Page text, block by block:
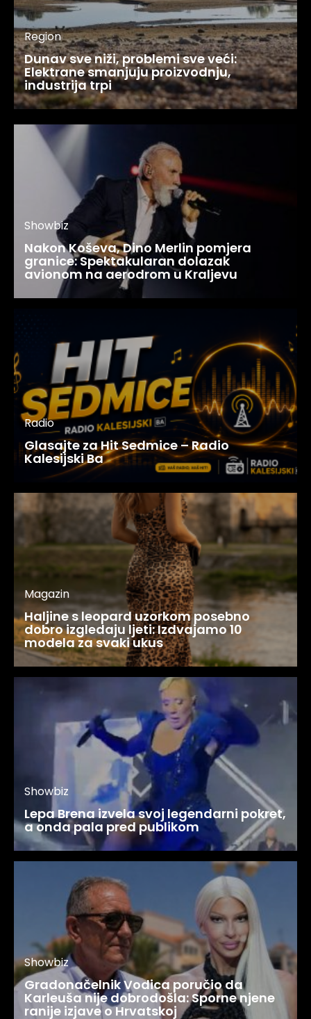
Region
Dunav sve niži, problemi sve veći:
Elektrane smanjuju proizvodnju,
industrija trpi
Showbiz
Nakon Koševa, Dino Merlin pomjera
granice: Spektakularan dolazak
avionom na aerodrom u Kraljevu
Radio
Glasajte za Hit Sedmice – Radio
Kalesijski Ba
Magazin
Haljine s leopard uzorkom posebno
dobro izgledaju ljeti: Izdvajamo 10
modela za svaki ukus
Showbiz
Lepa Brena izvela svoj legendarni pokret,
a onda pala pred publikom
Showbiz
Gradonačelnik Vodica poručio da
Karleuša nije dobrodošla: Sporne njene
ranije izjave o Hrvatskoj